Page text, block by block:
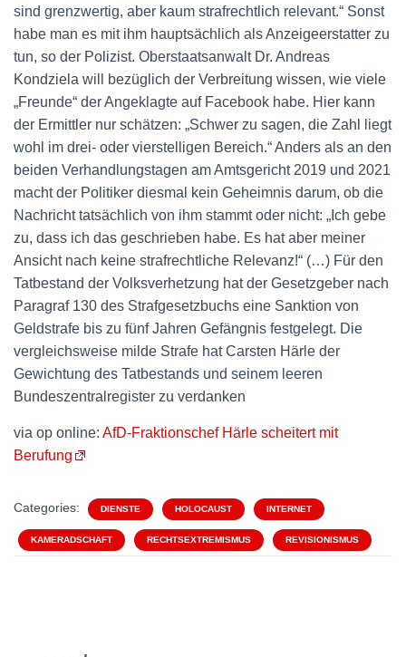
sind grenzwertig, aber kaum strafrechtlich relevant.“ Sonst
habe man es mit ihm hauptsächlich als Anzeigeerstatter zu
tun, so der Polizist. Oberstaatsanwalt Dr. Andreas
Kondziela will bezüglich der Verbreitung wissen, wie viele
„Freunde“ der Angeklagte auf Facebook habe. Hier kann
der Ermittler nur schätzen: „Schwer zu sagen, die Zahl liegt
wohl im drei- oder vierstelligen Bereich.“ Anders als an den
beiden Verhandlungstagen am Amtsgericht 2019 und 2021
macht der Politiker diesmal kein Geheimnis darum, ob die
Nachricht tatsächlich von ihm stammt oder nicht: „Ich gebe
zu, dass ich das geschrieben habe. Es hat aber meiner
Ansicht nach keine strafrechtliche Relevanz!“ (…) Für den
Tatbestand der Volksverhetzung hat der Gesetzgeber nach
Paragraf 130 des Strafgesetzbuchs eine Sanktion von
Geldstrafe bis zu fünf Jahren Gefängnis festgelegt. Die
vergleichsweise milde Strafe hat Carsten Härle der
Gewichtung des Tatbestands und seinem leeren
Bundeszentralregister zu verdanken
via op online: AfD-Fraktionschef Härle scheitert mit
Berufung
Categories: DIENSTE HOLOCAUST INTERNET
KAMERADSCHAFT RECHTSEXTREMISMUS REVISIONISMUS